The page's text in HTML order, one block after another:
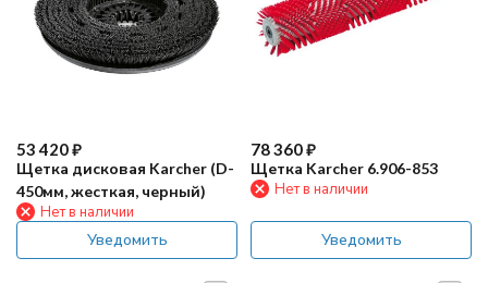
53 420₽
Щетка дисковая Karcher (D-
450мм, жесткая, черный)
Нет в наличии
Уведомить
78 360₽
Щетка Karcher 6.906-853
Нет в наличии
Уведомить